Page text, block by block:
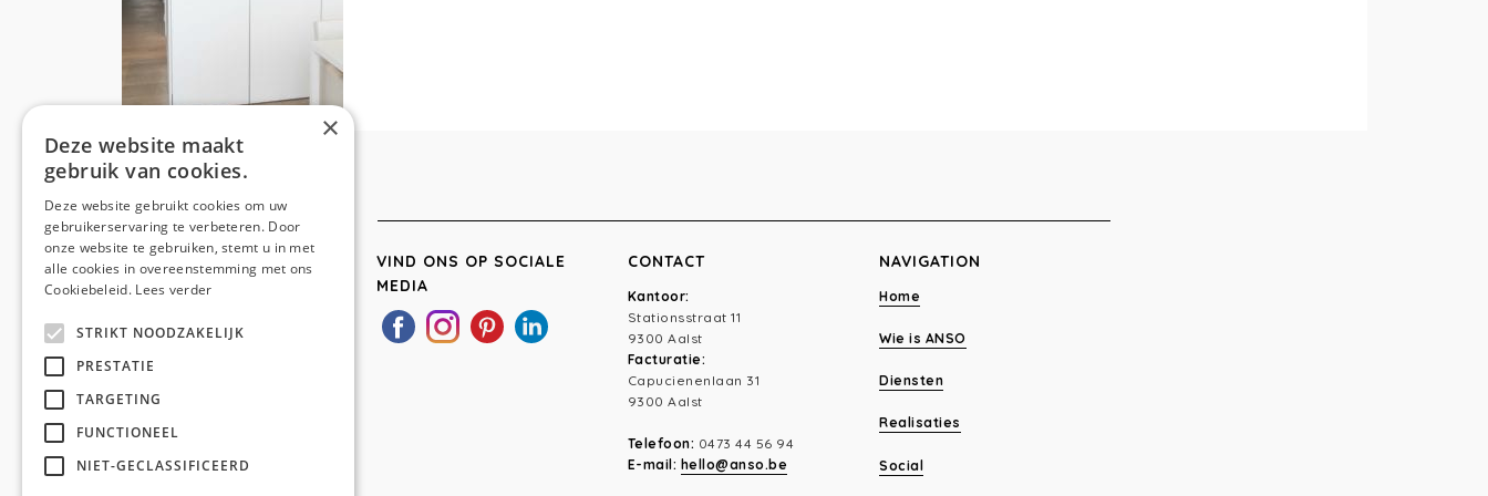
VIND ONS OP SOCIALE
MEDIA
CONTACT
Kantoor:
Stationsstraat 11
9300 Aalst
Facturatie:
Capucienenlaan 31
9300 Aalst
Telefoon: 0473 44 56 94
E-mail: hello@anso.be
NAVIGATION
Home
Wie is ANSO
Diensten
Realisaties
Social
×
Deze website maakt
gebruik van cookies.
Deze website gebruikt cookies om uw
gebruikerservaring te verbeteren. Door
onze website te gebruiken, stemt u in met
alle cookies in overeenstemming met ons
Cookiebeleid. Lees verder
STRIKT NOODZAKELIJK
PRESTATIE
TARGETING
FUNCTIONEEL
NIET-GECLASSIFICEERD